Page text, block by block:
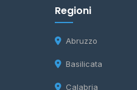
Regioni
Abruzzo
Basilicata
Calabria